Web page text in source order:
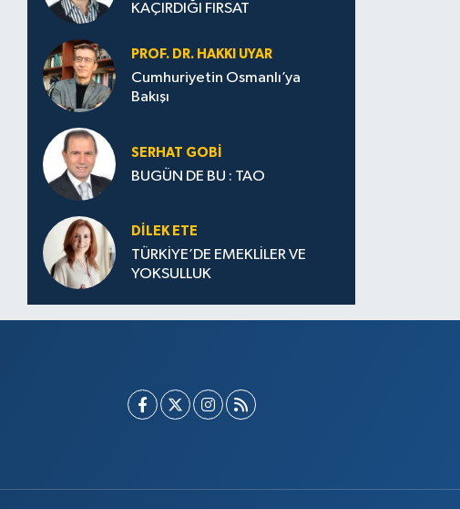
KAÇIRDIĞI FIRSAT
PROF. DR. HAKKI UYAR
Cumhuriyetin Osmanlı’ya
Bakışı
SERHAT GOBİ
BUGÜN DE BU : TAO
DILEK ETE
TÜRKİYE’DE EMEKLİLER VE
YOKSULLUK